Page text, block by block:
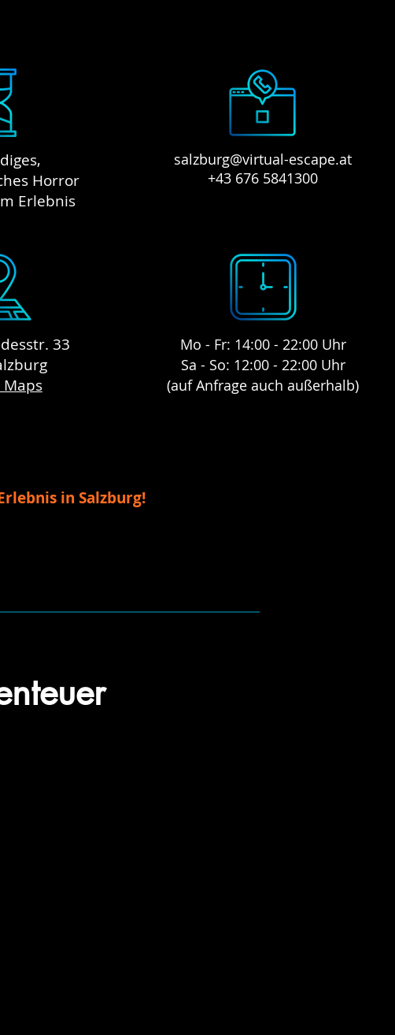
Horror
Erlebnis
salzburg@virtual-escape.at
+43 676 5841300
TERMIN
33
Maps
Mo - Fr: 14:00 - 22:00 Uhr
Sa - So: 12:00 - 22:00 Uhr
(auf Anfrage auch außerhalb)
in Salzburg!